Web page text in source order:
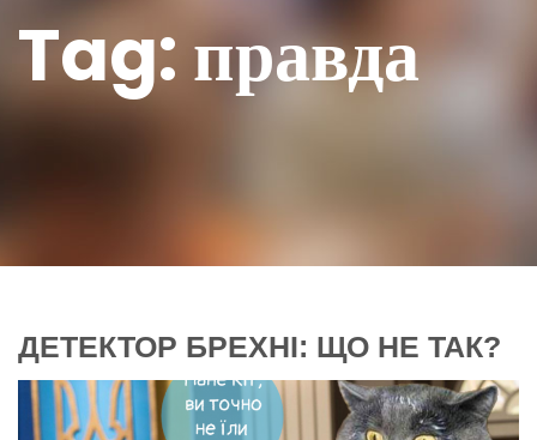
Tag:правда
ДЕТЕКТОР БРЕХНІ: ЩО НЕ ТАК?